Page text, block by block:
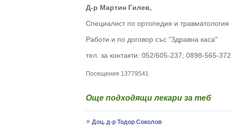
Д-р Мартин Гилев,
Специалист по ортопедия и травматология
Работи и по договор със "Здравна каса"
тел. за контакти: 052/605-237; 0898-565-372.
Посещения 13779541
Още подходящи лекари за теб
Доц. д-р Тодор Соколов